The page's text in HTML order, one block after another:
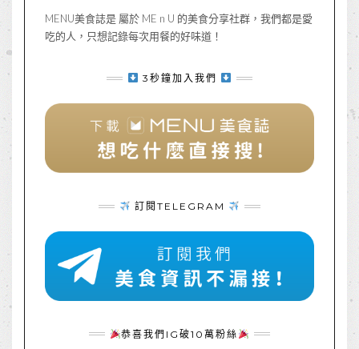
MENU美食誌是 屬於 ME n U 的美食分享社群，我們都是愛
吃的人，只想記錄每次用餐的好味道！
3秒鐘加入我們
訂閱TELEGRAM
恭喜我們IG破10萬粉絲